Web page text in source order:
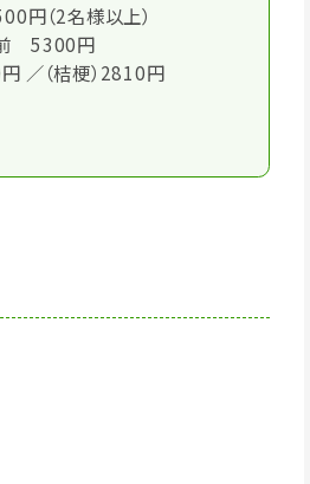
円（2名様以上）
5300円
／（桔梗）2810円